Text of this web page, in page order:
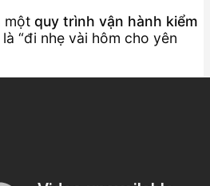
một quy trình vận hành kiểm
“đi nhẹ vài hôm cho yên